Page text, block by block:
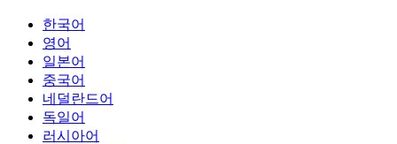
한국어
영어
일본어
중국어
네덜란드어
독일어
러시아어